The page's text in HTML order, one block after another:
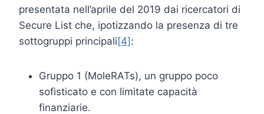
presentata nell’aprile del 2019 dai ricercatori di
Secure List che, ipotizzando la presenza di tre
sottogruppi principali[4]:
Gruppo 1 (MoleRATs), un gruppo poco
sofisticato e con limitate capacità
finanziarie.